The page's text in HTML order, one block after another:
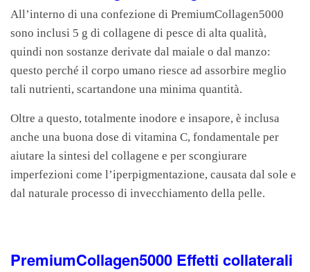
All’interno di una confezione di PremiumCollagen5000
sono inclusi 5 g di collagene di pesce di alta qualità,
quindi non sostanze derivate dal maiale o dal manzo:
questo perché il corpo umano riesce ad assorbire meglio
tali nutrienti, scartandone una minima quantità.
Oltre a questo, totalmente inodore e insapore, è inclusa
anche una buona dose di vitamina C, fondamentale per
aiutare la sintesi del collagene e per scongiurare
imperfezioni come l’iperpigmentazione, causata dal sole e
dal naturale processo di invecchiamento della pelle.
PremiumCollagen5000 Effetti collaterali